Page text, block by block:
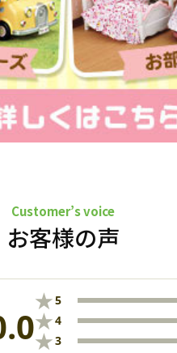
Customer’s voice
お客様の声
★5
★4
★3